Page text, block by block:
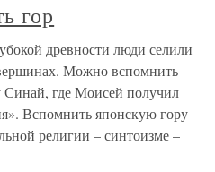
гор
древности люди селили
Можно вспомнить
где Моисей получил
Вспомнить японскую гору
религии – синтоизме –